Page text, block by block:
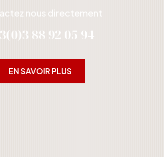
nous directement
88 92 05 94
EN SAVOIR PLUS